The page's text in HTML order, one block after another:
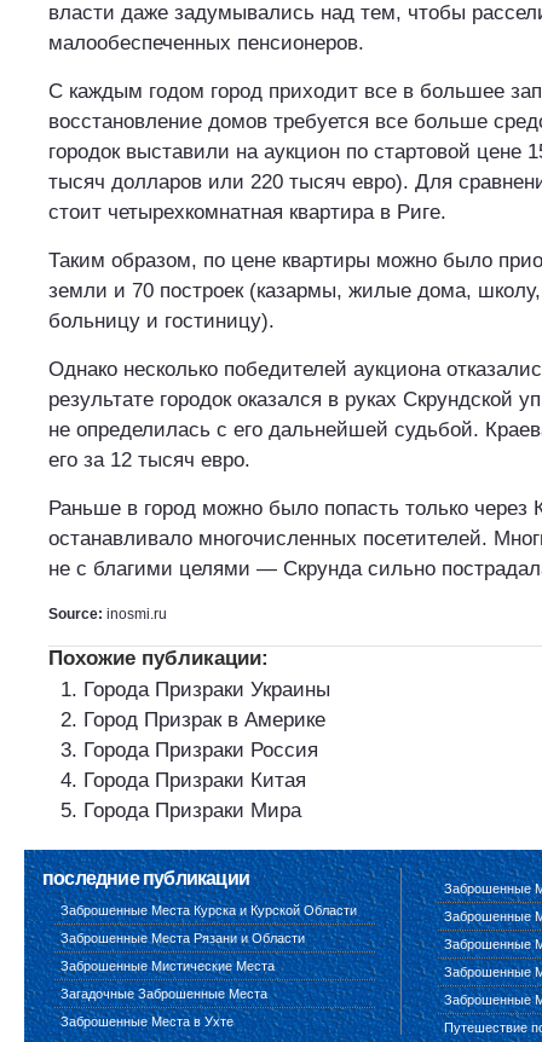
власти даже задумывались над тем, чтобы
малообеспеченных пенсионеров.
С каждым годом город приходит все в большее
восстановление домов требуется все больше
городок выставили на аукцион по стартовой цене
тысяч долларов или 220 тысяч евро). Для
стоит четырехкомнатная квартира в Риге.
Таким образом, по цене квартиры можно было
земли и 70 построек (казармы, жилые дома,
больницу и гостиницу).
Однако несколько победителей аукциона
результате городок оказался в руках Скрундской
не определилась с его дальнейшей судьбой.
его за 12 тысяч евро.
Раньше в город можно было попасть только через
останавливало многочисленных посетителей.
не с благими целями — Скрунда сильно
Source: inosmi.ru
Похожие публикации:
Города Призраки Украины
Город Призрак в Америке
Города Призраки Россия
Города Призраки Китая
Города Призраки Мира
последние публикации
Заброшенные Места Курска и Курской Области
Заброшенные Места Рязани и Области
Заброшенные Мистические Места
Загадочные Заброшенные Места
Заброшенные Места в Ухте
Заброшенные
Заброшенные
Заброшенные
Заброшенные
Заброшенные
Путешествие